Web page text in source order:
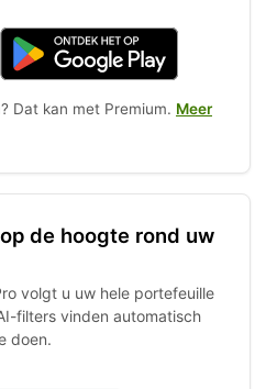
Dat kan met Premium. Meer
de hoogte rond uw
volgt u uw hele portefeuille
filters vinden automatisch
doen.